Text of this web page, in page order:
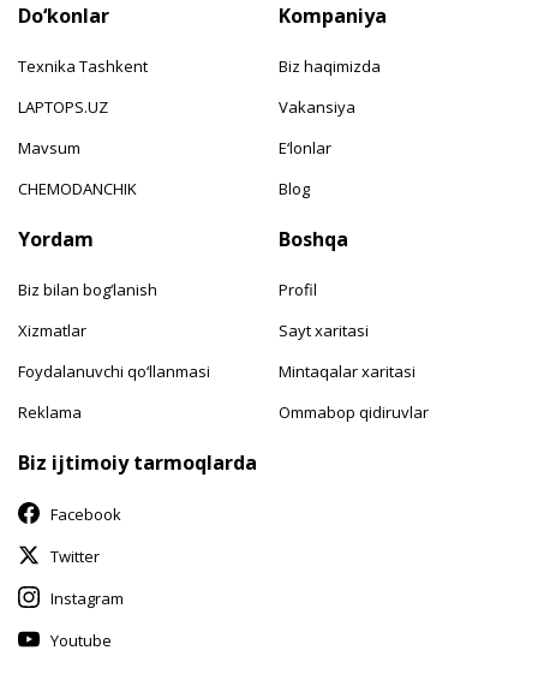
Do‘konlar
Texnika Tashkent
LAPTOPS.UZ
Mavsum
CHEMODANCHIK
Kompaniya
Biz haqimizda
Vakansiya
E‘lonlar
Blog
Yordam
Biz bilan bog‘lanish
Xizmatlar
Foydalanuvchi qo‘llanmasi
Reklama
Boshqa
Profil
Sayt xaritasi
Mintaqalar xaritasi
Ommabop qidiruvlar
Biz ijtimoiy tarmoqlarda
Facebook
Twitter
Instagram
Youtube